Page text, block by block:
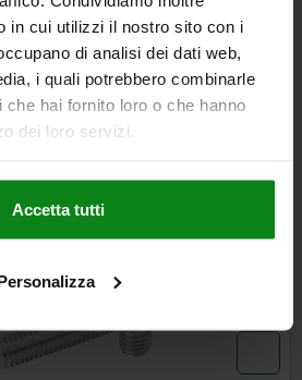
in cui utilizzi il nostro sito con i
di analisi dei dati web,
i quali potrebbero combinarle
hai fornito loro o che hanno
dei loro servizi.
Accetta tutti
acquistato
anche
NUOVO